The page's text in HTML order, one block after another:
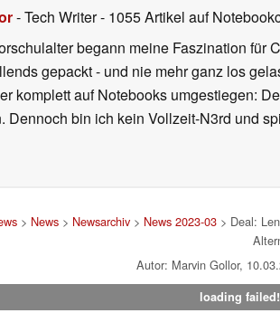
- Tech Writer- 1055 Artikel auf
begann meine Faszination für
gepackt - und nie mehr ganz los
komplett auf Notebooks umgestiegen:
Dennoch bin ich kein Vollzeit-N3rd und
> News> Newsarchiv> News 2023-03> Deal:
Autor: Marvin Gollor,
loading failed!